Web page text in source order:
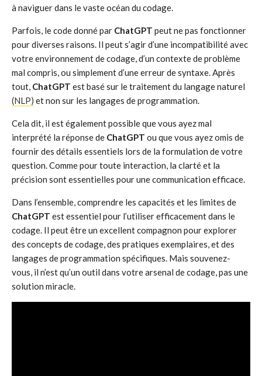
à naviguer dans le vaste océan du codage.
Parfois, le code donné par ChatGPT peut ne pas fonctionner
pour diverses raisons. Il peut s’agir d’une incompatibilité avec
votre environnement de codage, d’un contexte de problème
mal compris, ou simplement d’une erreur de syntaxe. Après
tout, ChatGPT est basé sur le traitement du langage naturel
(NLP) et non sur les langages de programmation.
Cela dit, il est également possible que vous ayez mal
interprété la réponse de ChatGPT ou que vous ayez omis de
fournir des détails essentiels lors de la formulation de votre
question. Comme pour toute interaction, la clarté et la
précision sont essentielles pour une communication efficace.
Dans l’ensemble, comprendre les capacités et les limites de
ChatGPT est essentiel pour l’utiliser efficacement dans le
codage. Il peut être un excellent compagnon pour explorer
des concepts de codage, des pratiques exemplaires, et des
langages de programmation spécifiques. Mais souvenez-
vous, il n’est qu’un outil dans votre arsenal de codage, pas une
solution miracle.